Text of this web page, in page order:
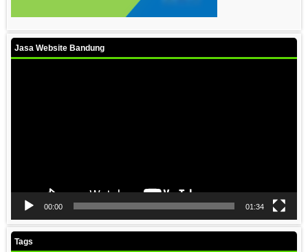
Jasa Website Bandung
00:00 01:34
Tags